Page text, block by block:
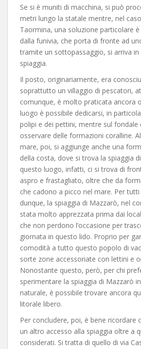
Se si è muniti di macchina, si può
metri lungo la statale mentre, nel
Taormina, una soluzione particolare
dalla funivia, che porta di fronte ad
tramite un sottopassaggio, si arriva
spiaggia.
Il posto, originariamente, era
soprattutto un villaggio di pescatori,
comunque, è molto praticata ancora
luogo è possibile dedicarsi, in
polipi e dei pettini, mentre sul fondale
osservare delle formazioni coralline.
mare, poi, si aggiunge anche una
della costa, dove si trova la spiaggia
questo luogo, infatti, ci si trova di
aspro e frastagliato, oltre che da
che cadono a picco nel mare. Per
dunque, la spiaggia di Mazzarò, nel
stata molto apprezzata prima dai
che non perdono l’occasione per
giornata in questo lido. Proprio per
comodità a tutto questo popolo di
sorte zone accessoriate con lettini e
Nonostante questo, però, per chi
sperimentare la spiaggia di Mazzarò
naturale, è possibile trovare ancora
litorale libero.
Per concludere, poi, è bene ricordare
un altro accesso alla spiaggia oltre a
considerati. Si tratta di quello di via